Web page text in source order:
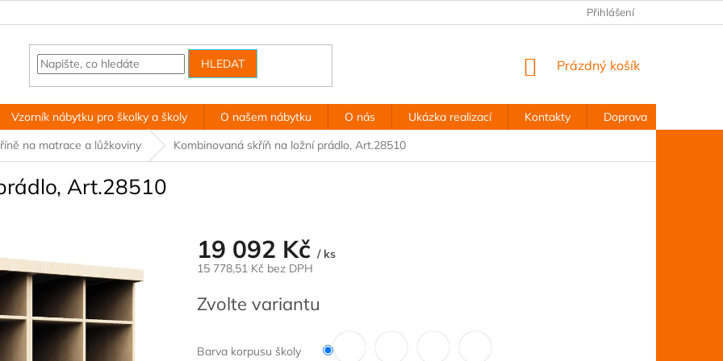
Přihlášení
HLEDAT
NÁKUPNÍ
Prázdný košík
Vzorník nábytku pro školky a školy O našem nábytku O nás Ukázka realizací Kontakty Doprava
na matrace a lůžkoviny Kombinovaná skříň na ložní prádlo, Art.28510
Art.28510
19 092 Kč / ks
15 778,51 Kč bez DPH
cena:
Zvolte variantu
Barva korpusu školy